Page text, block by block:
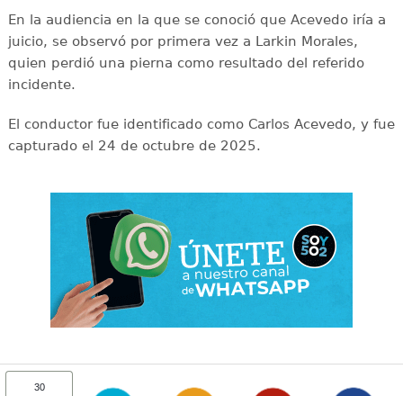
En la audiencia en la que se conoció que Acevedo iría a
juicio, se observó por primera vez a Larkin Morales,
quien perdió una pierna como resultado del referido
incidente.
El conductor fue identificado como Carlos Acevedo, y fue
capturado el 24 de octubre de 2025.
30